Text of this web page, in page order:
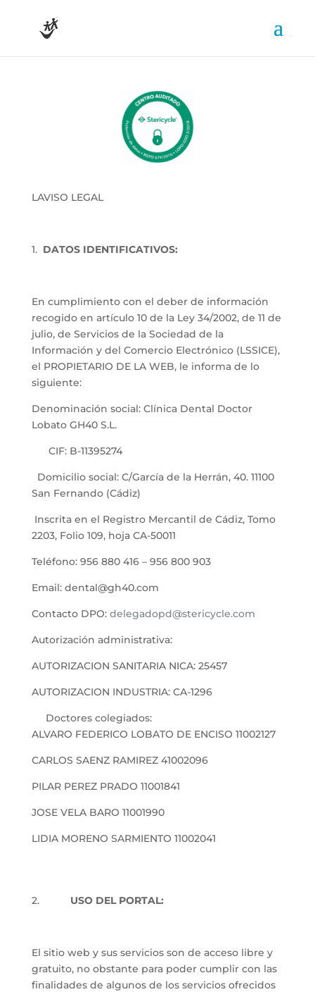
LAVISO LEGAL
1. DATOS IDENTIFICATIVOS:
En cumplimiento con el deber de información
recogido en artículo 10 de la Ley 34/2002, de 11 de
julio, de Servicios de la Sociedad de la
Información y del Comercio Electrónico (LSSICE),
el PROPIETARIO DE LA WEB, le informa de lo
siguiente:
Denominación social: Clínica Dental Doctor
Lobato GH40 S.L.
CIF: B-11395274
Domicilio social: C/García de la Herrán, 40. 11100
San Fernando (Cádiz)
Inscrita en el Registro Mercantil de Cádiz, Tomo
2203, Folio 109, hoja CA-50011
Teléfono: 956 880 416 – 956 800 903
Email: dental@gh40.com
Contacto DPO: delegadopd@stericycle.com
Autorización administrativa:
AUTORIZACION SANITARIA NICA: 25457
AUTORIZACION INDUSTRIA: CA-1296
Doctores colegiados:
ALVARO FEDERICO LOBATO DE ENCISO 11002127
CARLOS SAENZ RAMIREZ 41002096
PILAR PEREZ PRADO 11001841
JOSE VELA BARO 11001990
LIDIA MORENO SARMIENTO 11002041
2. USO DEL PORTAL:
El sitio web y sus servicios son de acceso libre y
gratuito, no obstante para poder cumplir con las
finalidades de algunos de los servicios ofrecidos